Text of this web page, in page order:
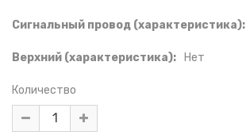
Сигнальный провод (характеристика):
Верхний (характеристика): Нет
Количество